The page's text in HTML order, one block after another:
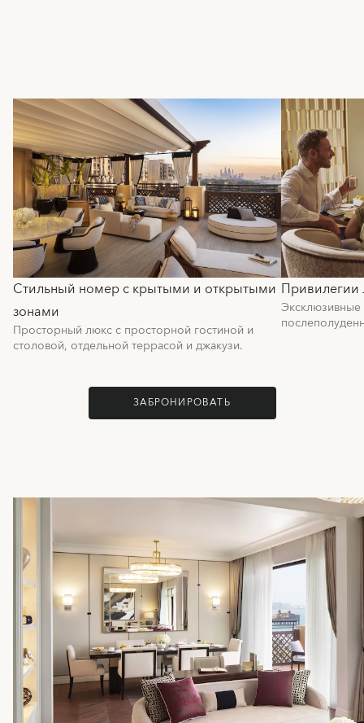
Стильный номер с крытыми и открытыми
зонами
Просторный люкс с просторной гостиной и
столовой, отдельной террасой и джакузи.
Привилегии
Эксклюзивные
ЗАБРОНИРОВАТЬ